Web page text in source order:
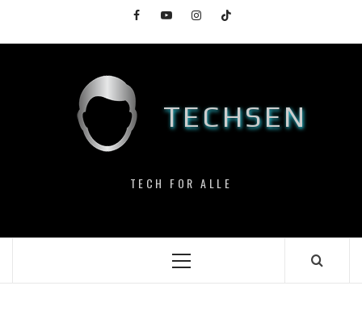
content
FacebookYouTubeInstagramTikTok
TECHSEN
TECH FOR ALLE
Primary